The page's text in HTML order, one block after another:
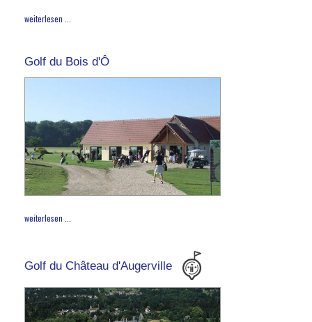
weiterlesen ...
Golf du Bois d'Ô
weiterlesen ...
Golf du Château d'Augerville